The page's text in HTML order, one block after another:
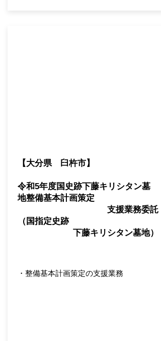
【大分県 臼杵市】
​令和5年度国史跡下藤キリシタン墓
地整備基本計画策定
支援業務委託
（国指定史跡
下藤キリシタン墓地）
・整備基本計画策定の支援業務